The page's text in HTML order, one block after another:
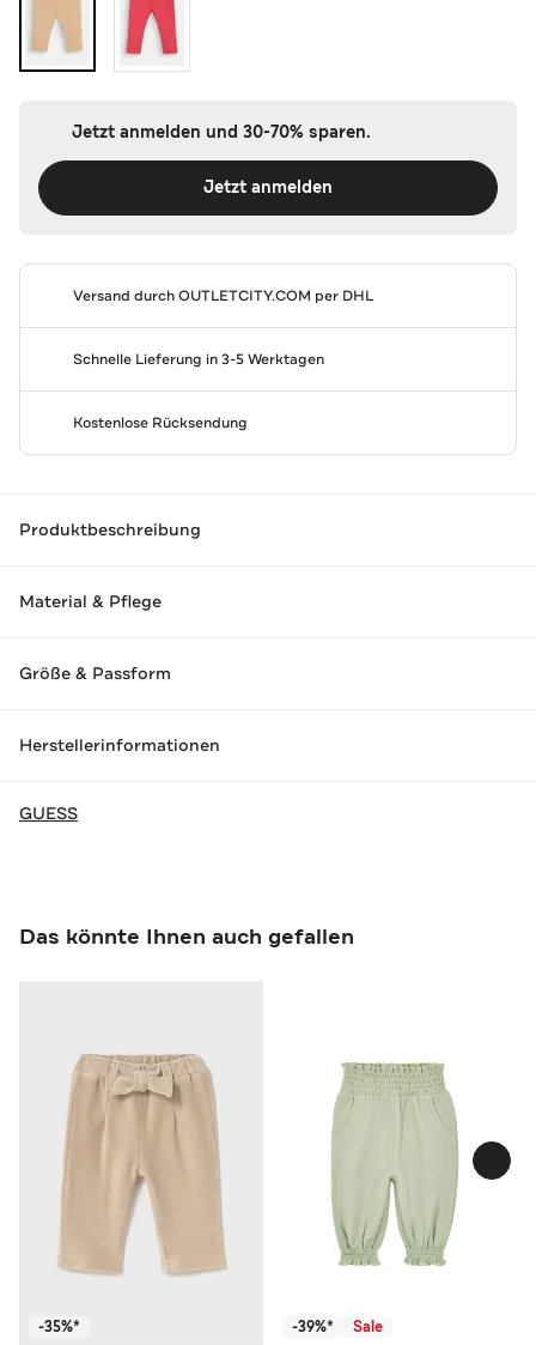
Jetzt anmelden und 30-70% sparen.
Jetzt anmelden
Versand durchOUTLETCITY.COM per DHL
Schnelle Lieferung in 3-5 Werktagen
Kostenlose Rücksendung
Produktbeschreibung
Material & Pflege
Größe & Passform
Herstellerinformationen
GUESS
Das könnte Ihnen auch gefallen
-35%* -39%* Sale